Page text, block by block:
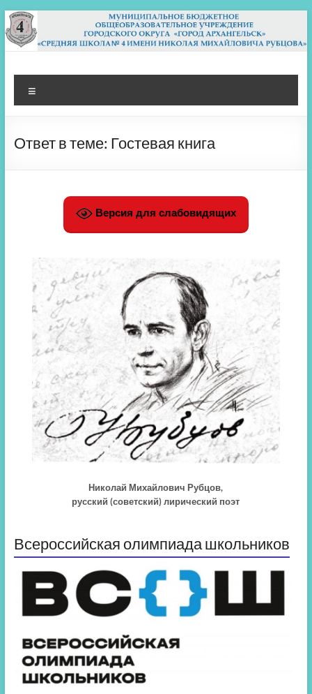
Перейти
к
содержимому
МБОУ СШ 4
Архангельск
Ответ в теме: Гостевая книга
Версия для слабовидящих
Николай Михайлович Рубцов,
русский (советский) лирический поэт
Всероссийская олимпиада школьников